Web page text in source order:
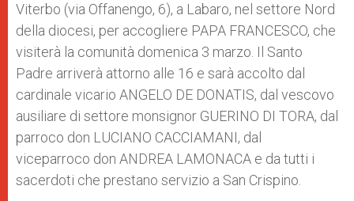
Viterbo (via Offanengo, 6), a Labaro, nel settore Nord
della diocesi, per accogliere PAPA FRANCESCO, che
visiterà la comunità domenica 3 marzo. Il Santo
Padre arriverà attorno alle 16 e sarà accolto dal
cardinale vicario ANGELO DE DONATIS, dal vescovo
ausiliare di settore monsignor GUERINO DI TORA, dal
parroco don LUCIANO CACCIAMANI, dal
viceparroco don ANDREA LAMONACA e da tutti i
sacerdoti che prestano servizio a San Crispino.